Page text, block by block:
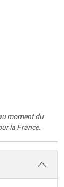
moment du
la France.